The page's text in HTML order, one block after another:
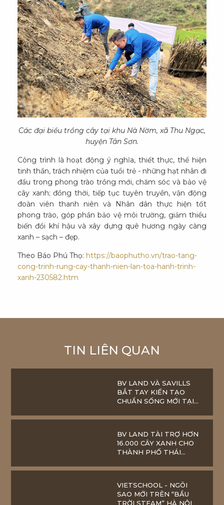
Các đại biểu trồng cây tại khu Nà Nờm, xã Thu Ngạc,
huyện Tân Sơn.
Công trình là hoạt động ý nghĩa, thiết thực, thể hiện
tinh thần, trách nhiệm của tuổi trẻ - những hạt nhân đi
đầu trong phong trào trồng mới, chăm sóc và bảo vệ
cây xanh; đồng thời, tiếp tục tuyên truyền, vận động
đoàn viên thanh niên và Nhân dân thực hiện tốt
phong trào, góp phần bảo vệ môi trường, giảm thiểu
biến đổi khí hậu và xây dựng quê hương ngày càng
xanh – sạch – đẹp.
Theo Báo Phú Thọ: https://baophutho.vn/trao-tang-
cong-trinh-rung-cay-thanh-nien-lan-toa-hanh-trinh-
xanh-230582.htm
TIN LIÊN QUAN
BV LAND VÀ SAVILLS
BẮT TAY KIẾN TẠO
CHUẨN SỐNG MỚI TẠI
BV LAND TÀI TRỢ HƠN
16.000 CÂY XANH CHO
THÀNH PHỐ THÁI
VIETSCHOOL - NGÔI
SAO MỚI TRÊN “BẦU
TRỜI STEAM” HÀ NỘI